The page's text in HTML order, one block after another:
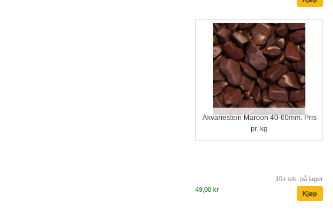
Akvariestein Maroon 40-60mm. Pris
pr. kg
10+ stk. på lager
49,00 kr